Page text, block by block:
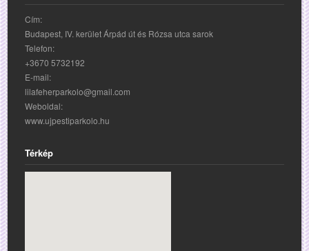
Cím:
Budapest, IV. kerület Árpád út és Rózsa utca sarok
Telefon:
+3670 5732192
E-mail:
lilafeherparkolo@gmail.com
Weboldal:
www.ujpestiparkolo.hu
Térkép